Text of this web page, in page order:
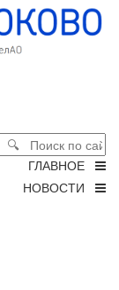
ГЛАВНОЕ
НОВОСТИ